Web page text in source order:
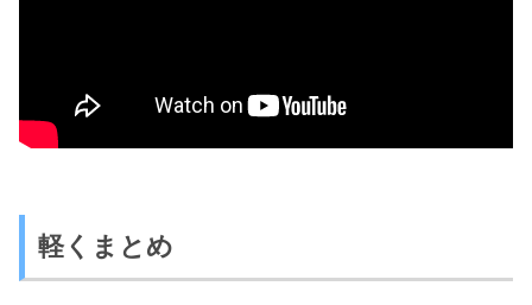
軽くまとめ